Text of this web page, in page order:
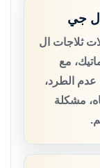
جي
ثلاجات ال
مع
الطرد،
مشكلة